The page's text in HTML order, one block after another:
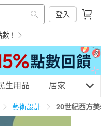
登入
！
生用品 居家 3C
藝術設計 20世紀西方